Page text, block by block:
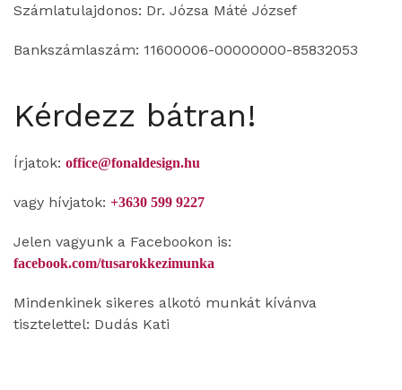
Számlatulajdonos: Dr. Józsa Máté József
Bankszámlaszám: 11600006-00000000-85832053
Kérdezz bátran!
Írjatok: office@fonaldesign.hu
vagy hívjatok: +3630 599 9227
Jelen vagyunk a Facebookon is:
facebook.com/tusarokkezimunka
Mindenkinek sikeres alkotó munkát kívánva
tisztelettel: Dudás Kati